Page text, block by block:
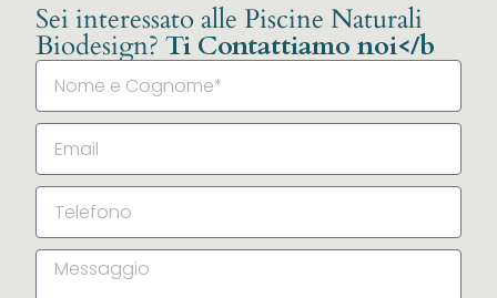
Sei interessato alle Piscine Naturali
Biodesign? Ti Contattiamo noi</b